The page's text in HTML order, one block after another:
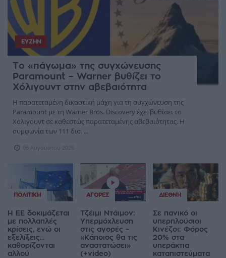
ΕΥΖΗΝ
Το «πάγωμα» της συγχώνευσης
Paramount – Warner βυθίζει το
Χόλιγουντ στην αβεβαιότητα
Η παρατεταμένη δικαστική μάχη για τη συγχώνευση της
Paramount με τη Warner Bros. Discovery έχει βυθίσει το
Χόλιγουντ σε καθεστώς παρατεταμένης αβεβαιότητας. Η
συμφωνία των 111 δισ. ...
06 Αυγούστου 2026
ΠΟΛΙΤΙΚΉ
Η ΕΕ δοκιμάζεται
με πολλαπλές
κρίσεις, ενώ οι
εξελίξεις...
καθορίζονται
αλλού
ΑΓΟΡΈΣ
Τζέιμι Ντάιμον:
Υπερμόχλευση
στις αγορές –
«Κάποιος θα τις
αναστατώσει»
(+video)
ΔΙΕΘΝΉ
Σε πανικό οι
υπερπλούσιοι
Κινέζοι: Φόρος
20% στα
υπεράκτια
καταπιστεύματα